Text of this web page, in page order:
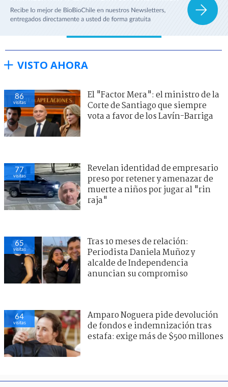
VISTO AHORA
86
visitas
El "Factor Mera": el ministro de la
Corte de Santiago que siempre
vota a favor de los Lavín-Barriga
77
visitas
Revelan identidad de empresario
preso por retener y amenazar de
muerte a niños por jugar al "rin
raja"
65
visitas
Tras 10 meses de relación:
Periodista Daniela Muñoz y
alcalde de Independencia
anuncian su compromiso
64
visitas
Amparo Noguera pide devolución
de fondos e indemnización tras
estafa: exige más de $500 millones